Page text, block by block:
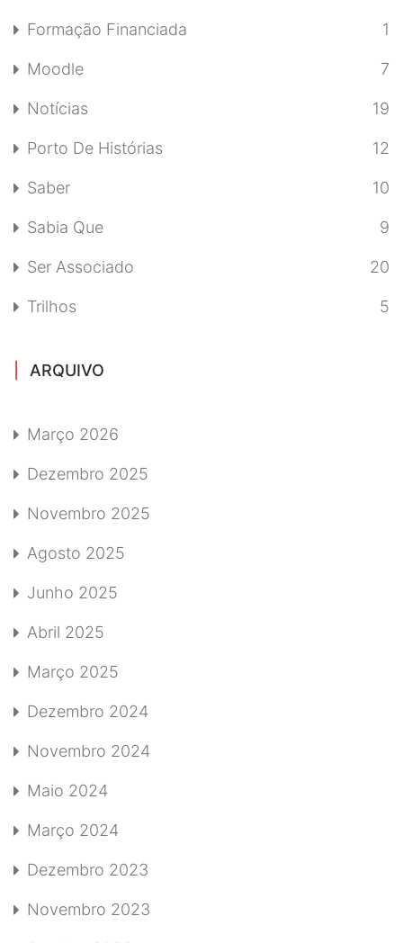
Formação Financiada 1
Moodle 7
Notícias 19
Porto De Histórias 12
Saber 10
Sabia Que 9
Ser Associado 20
Trilhos 5
ARQUIVO
Março 2026
Dezembro 2025
Novembro 2025
Agosto 2025
Junho 2025
Abril 2025
Março 2025
Dezembro 2024
Novembro 2024
Maio 2024
Março 2024
Dezembro 2023
Novembro 2023